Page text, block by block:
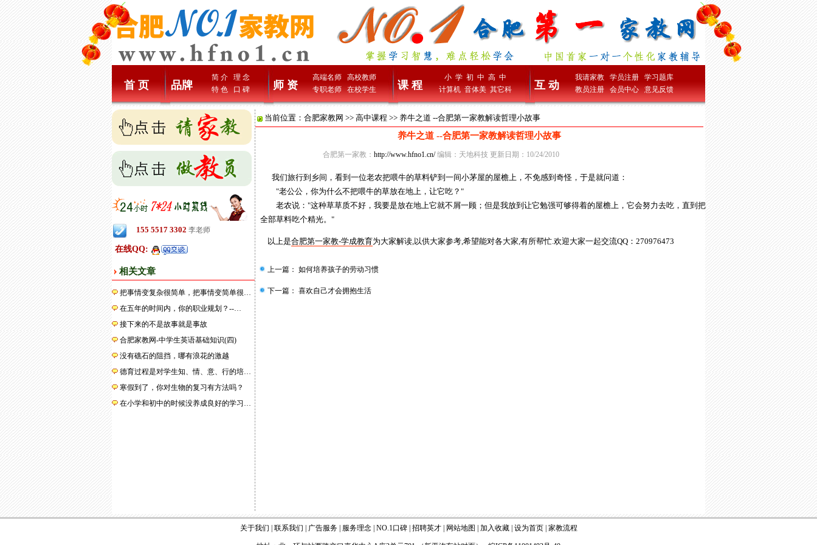
首 页 品牌
简 介
理 念
特 色
口 碑 师 资
高端名师
高校教师
专职老师
在校学生 课 程
小 学 初 中 高 中
计算机 音体美 其它科 互 动
我请家教 学员注册
学习题库
教员注册
会员中心 意见反馈
155 5517 3302 李老师
在线QQ:
相关文章
把事情变复杂很简单，把事情变简单很…
在五年的时间内，你的职业规划？--…
接下来的不是故事就是事故
合肥家教网-中学生英语基础知识(四)
没有礁石的阻挡，哪有浪花的激越
德育过程是对学生知、情、意、行的培…
寒假到了，你对生物的复习有方法吗？
在小学和初中的时候没养成良好的学习…
当前位置： 合肥家教网 >> 高中课程 >> 养牛之道 --合肥第一家教解读哲理小故事
养牛之道 --合肥第一家教解读哲理小故事
合肥第一家教： http://www.hfno1.cn/编辑：天地科技 更新日期：10/24/2010
我们旅行到乡间，看到一位老农把喂牛的草料铲到一间小茅屋的屋檐上，不免感到奇怪，于是就问道：
"老公公，你为什么不把喂牛的草放在地上，让它吃？"
老农说："这种草草质不好，我要是放在地上它就不屑一顾；但是我放到让它勉强可够得着的屋檐上，它会努力去吃，直到把
全部草料吃个精光。"
以上是合肥第一家教-学成教育为大家解读,以供大家参考,希望能对各大家,有所帮忙.欢迎大家一起交流QQ：270976473
上一篇： 如何培养孩子的劳动习惯
下一篇： 喜欢自己才会拥抱生活
关于我们 联系我们 广告服务| 服务理念| NO.1口碑| 招聘英才| 网站地图 加入收藏| 设为首页| 家教流程